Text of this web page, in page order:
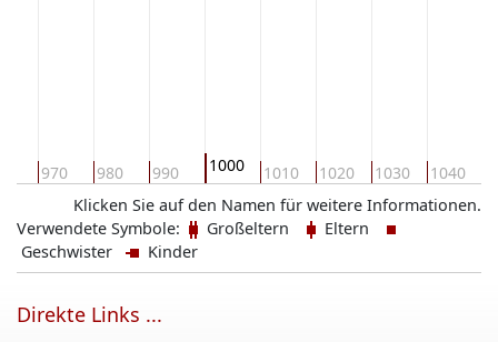
970 980 990 1000 1010 1020 1030 1040
Klicken Sie auf den Namen für weitere Informationen.
Verwendete Symbole:
Großeltern
Eltern
Geschwister
Kinder
Direkte Links ...